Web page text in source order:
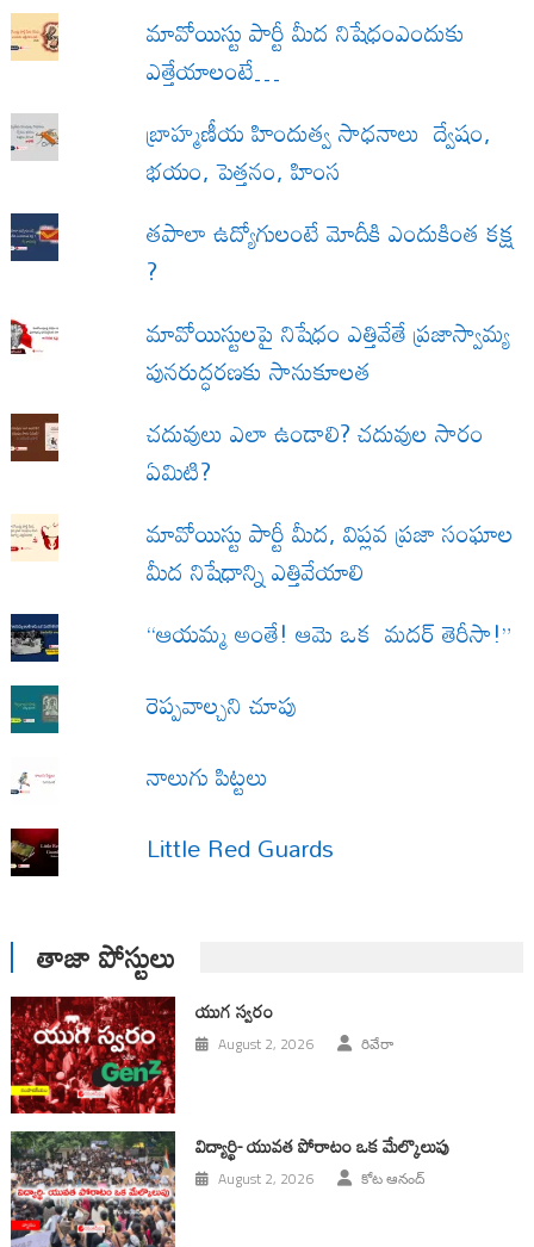
మావోయిస్టు పార్టీ మీద నిషేధంఎందుకు
ఎత్తేయాలంటే…
బ్రాహ్మణీయ హిందుత్వ సాధనాలు ద్వేషం,
భయం, పెత్తనం, హింస
త‌పాలా ఉద్యోగులంటే మోదీకి ఎందుకింత కక్ష
?
మావోయిస్టులపై నిషేధం ఎత్తివేతే ప్రజాస్వామ్య
పునరుద్ధరణకు సానుకూలత
చదువులు ఎలా ఉండాలి? చదువుల సారం
ఏమిటి?
మావోయిస్టు పార్టీ మీద, విప్లవ ప్రజా సంఘాల
మీద నిషేధాన్ని ఎత్తివేయాలి
“ఆయమ్మ అంతే! ఆమె ఒక మదర్ తెరీసా!”
రెప్పవాల్చని చూపు
నాలుగు పిట్టలు
Little Red Guards
తాజా పోస్టులు
యుగ స్వ‌రం
August 2, 2026 రివేరా
విద్యార్థి- యువత పోరాటం ఒక మేల్కొలుపు
August 2, 2026 కోట ఆనంద్